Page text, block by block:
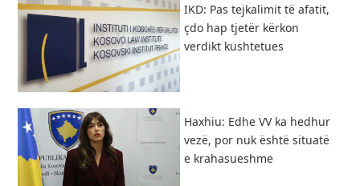
IKD: Pas tejkalimit të afatit,
çdo hap tjetër kërkon
verdikt kushtetues
Haxhiu: Edhe VV ka hedhur
vezë, por nuk është situatë
e krahasueshme